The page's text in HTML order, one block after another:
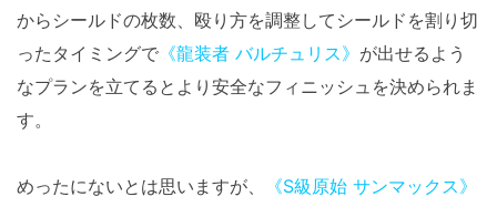
からシールドの枚数、殴り方を調整してシールドを割り切
ったタイミングで 《龍装者 バルチュリス》 が出せるよう
なプランを立てるとより安全なフィニッシュを決められま
す。
めったにないとは思いますが、
《S級原始 サンマックス》